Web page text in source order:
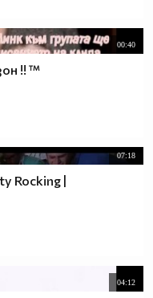
00:40
!! ™
07:18
Rocking |
04:12